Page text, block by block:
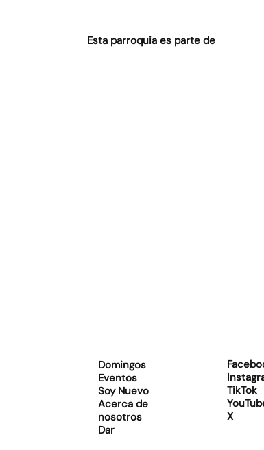
Esta parroquia es parte de
Domingos
Eventos
Soy Nuevo
Acerca de
nosotros
Dar
TikTok
X